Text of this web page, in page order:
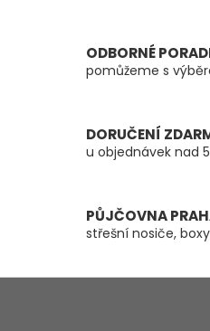
ODBORNÉ
pomůžeme s
DORUČENÍ
u objednávek nad
PŮJČOVNA
střešní nosiče,
Z